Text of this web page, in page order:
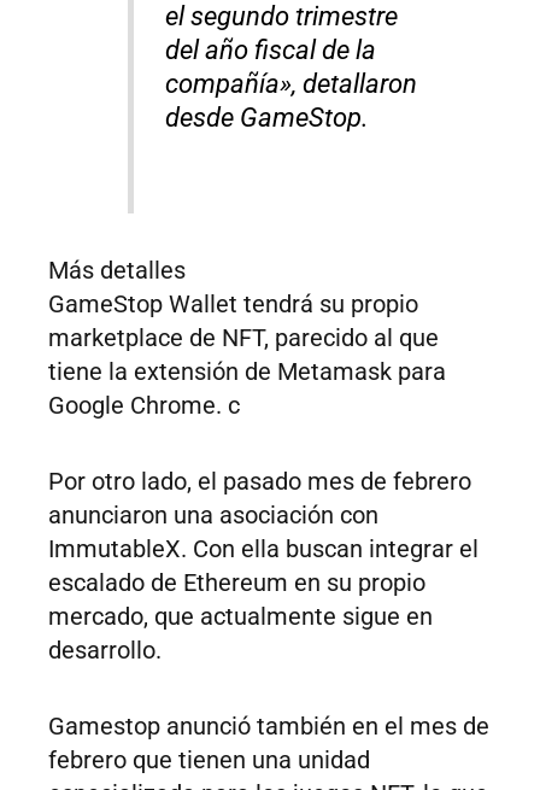
el segundo trimestre
del año fiscal de la
compañía», detallaron
desde GameStop.
Más detalles
GameStop Wallet tendrá su propio
marketplace de NFT, parecido al que
tiene la extensión de Metamask para
Google Chrome. c
Por otro lado, el pasado mes de febrero
anunciaron una asociación con
ImmutableX. Con ella buscan integrar el
escalado de Ethereum en su propio
mercado, que actualmente sigue en
desarrollo.
Gamestop anunció también en el mes de
febrero que tienen una unidad